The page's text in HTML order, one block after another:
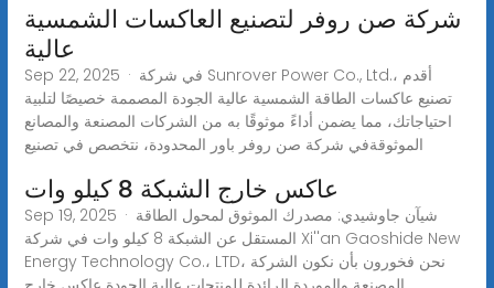
شركة صن روفر لتصنيع العاكسات الشمسية
عالية
Sep 22, 2025 · في شركة Sunrover Power Co., Ltd.، أقدم
تصنيع عاكسات الطاقة الشمسية عالية الجودة المصممة خصيصًا لتلبية
احتياجاتك، مما يضمن أداءً موثوقًا به من الشركات المصنعة والمصانع
الموثوقةفي شركة صن روفر باور المحدودة، نتخصص في تصنيع
عاكس خارج الشبكة 8 كيلو وات
Sep 19, 2025 · شيآن جاوشيدي: مصدرك الموثوق لمحول الطاقة
المستقل عن الشبكة 8 كيلو وات في شركة Xi''an Gaoshide New
Energy Technology Co.، LTD، نحن فخورون بأن نكون الشركة